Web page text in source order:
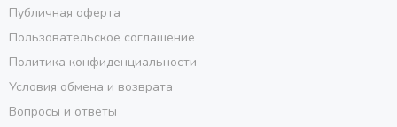
Публичная оферта
Пользовательское соглашение
Политика конфиденциальности
Условия обмена и возврата
Вопросы и ответы